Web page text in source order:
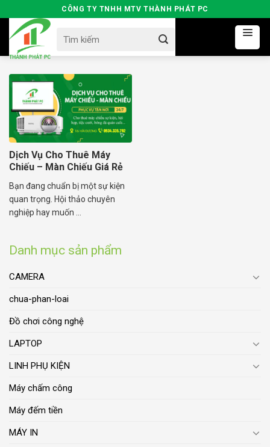
to
content
CÔNG TY TNHH MTV THÀNH PHÁT PC
for:
Danh mục sản phẩm
CAMERA
chua-phan-loai
Đồ chơi công nghệ
LAPTOP
LINH PHỤ KIỆN
Máy chấm công
Máy đếm tiền
MÁY IN
Dịch Vụ Cho Thuê Máy
Chiếu – Màn Chiếu Giá Rẻ
Tại Hải Dương
Bạn đang chuẩn bị một sự kiện
quan trọng. Hội thảo chuyên
nghiệp hay muốn ...